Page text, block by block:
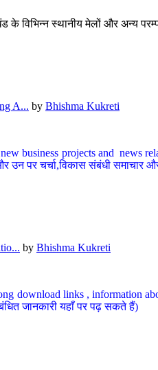
के विभिन्न स्थानीय मेलों और अन्य
A... by Bhishma Kukreti
business projects and news
उन पर चर्चा,विकास संबंधी समाचार
by Bhishma Kukreti
download links , information
जानकारी यहाँ पर पढ़ सकते हैं)